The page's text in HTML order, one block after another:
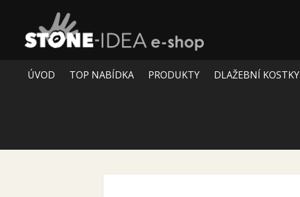
ÚVOD TOP NABÍDKA PRODUKTY DLAŽEBNÍ KOSTKY